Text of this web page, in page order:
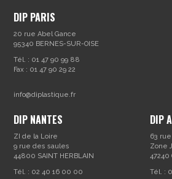
DIP PARIS
20 rue Abel Gance
95340 BERNES-SUR-OISE
Tél. : 01 47 90 99 88
Fax : 01 47 90 29 22
info@diplastique.fr
DIP NANTES
ZI de la Loire
9 rue des saules
44800 SAINT HERBLAIN
Tél. : 02 40 16 00 00
DIP
63
Zone
47240
Tél. :